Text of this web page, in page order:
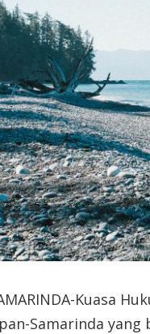
Kuasa
Samarinda yang